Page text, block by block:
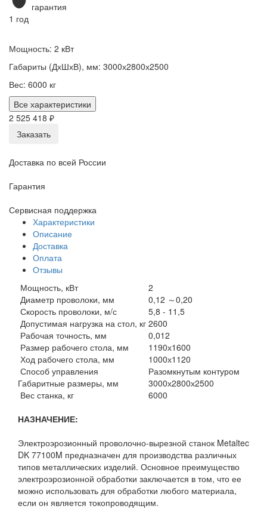
гарантия
1 год
Мощность: 2 кВт
Габариты (ДхШхВ), мм: 3000х2800х2500
Вес: 6000 кг
Все характеристики
2 525 418 ₽
Заказать
Доставка по всей России
Гарантия
Сервисная поддержка
Характеристики
Описание
Доставка
Оплата
Отзывы
Мощность, кВт
2
Диаметр проволоки, мм
0,12 ～0,20
Скорость проволоки, м/с
5,8 - 11,5
Допустимая нагрузка на стол, кг 2600
Рабочая точность, мм
0,012
Размер рабочего стола, мм
1190х1600
Ход рабочего стола, мм
1000х1120
Способ управления
Разомкнутым контуром
Габаритные размеры, мм
3000х2800х2500
Вес станка, кг
6000
НАЗНАЧЕНИЕ:
Электроэрозионный проволочно-вырезной станок Metaltec
DK 77100M предназначен для производства различных
типов металлических изделий. Основное преимущество
электроэрозионной обработки заключается в том, что ее
можно использовать для обработки любого материала,
если он является токопроводящим.